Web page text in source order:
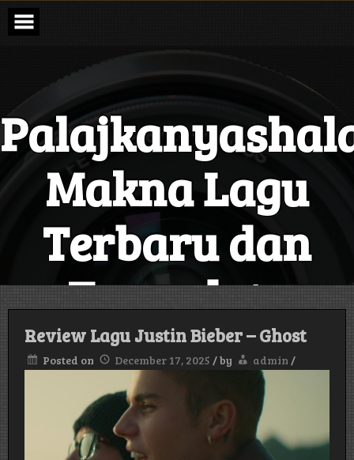
Skip
content
Makna Lagu
Terbaru dan
Terupdate
Setiap Hari
Review Lagu Justin Bieber – Ghost
Posted on December 17, 2025 /by admin /